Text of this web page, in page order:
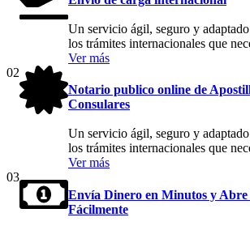
Un servicio ágil, seguro y
los trámites internacionales que
Ver más
02
Notario publico online de
Consulares
Un servicio ágil, seguro y
los trámites internacionales que
Ver más
03
Envía Dinero en Minutos y
Fácilmente